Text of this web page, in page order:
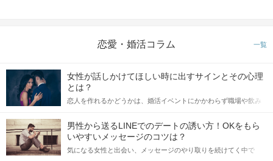
恋愛・婚活コラム 一覧
女性が話しかけてほしい時に出すサインとその心理
とは？
恋人を作れるかどうかは、婚活イベントにかかわらず職場や飲み
てアプローチできるかにも左右されます。 これから恋人作りを本
格的に始めようとしている方は、女性が異性を求めて出すサイン
をしっかりと理解し、正しい行動に移せるかどうかが重要。 この
記事では、女性が話しかけて欲しい時に出すサインとその心理を
男性から送るLINEでのデートの誘い方！OKをもら
いやすいメッセージのコツは？
気になる女性と出会い、メッセージのやり取りを続けてく中で